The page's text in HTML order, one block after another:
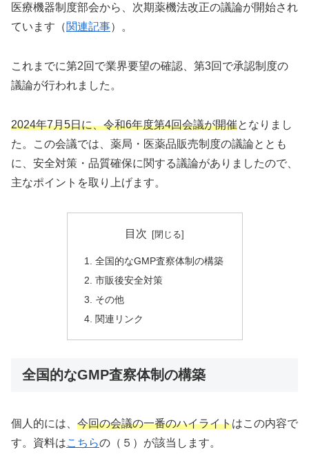
医療機器制度部会から、次期薬機法改正の議論が開始され
ています（関連記事）。
これまでに第2回で業界要望の確認、第3回で承認制度の
議論が行われました。
2024年7月5日に、令和6年度第4回会議が開催となりまし
た。この会議では、薬局・医薬品販売制度の議論ととも
に、安全対策・品質確保に関する議論がありましたので、
主なポイントを取り上げます。
目次
全国的なGMP査察体制の構築
市販後安全対策
その他
関連リンク
全国的なGMP査察体制の構築
個人的には、 今回の会議の一番のハイライトはこの内容で
す。資料はこちらの（５）が該当します。